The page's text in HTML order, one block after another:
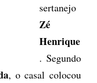
sertanejo
Zé
Henrique
. Segundo
, o casal colocou